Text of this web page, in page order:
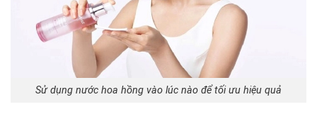
Sử dụng nước hoa hồng vào lúc nào để tối ưu hiệu quả